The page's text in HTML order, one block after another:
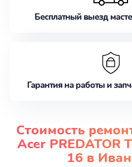
Бесплатный выезд
Гарантия на работы и
Стоимость
Acer PREDATOR
16 в